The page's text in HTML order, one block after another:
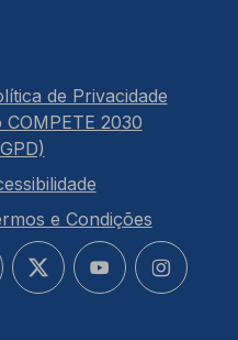
de Privacidade
COMPETE 2030
e Condições